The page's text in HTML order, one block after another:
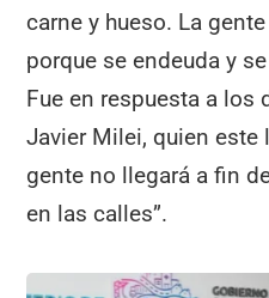
carne y hueso. La
porque se endeuda y
Fue en respuesta a los
Javier Milei, quien este
gente no llegará a fin
en las calles”.